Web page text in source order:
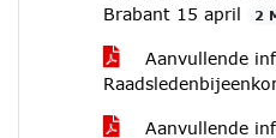
Brabant 15 april
2
Aanvullende
Aanvullende